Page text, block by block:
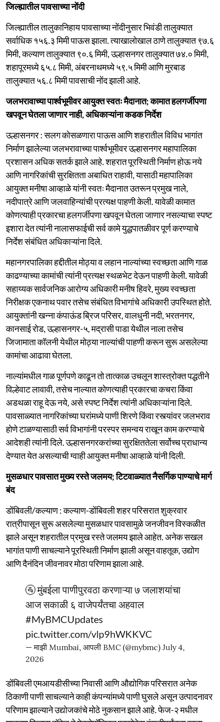
जिल्ह्यातील पावसाच्या नोंदी
जिल्ह्यातील तालुकानिहाय पावसाच्या नोंदीनुसार भिवंडी तालुक्यात
सर्वाधिक १५६.३ मिमी पाऊस झाला. त्याखालोखाल ठाणे तालुक्यात ९७.६
मिमी, कल्याण तालुक्यात ९०.६ मिमी, उल्हासनगर तालुक्यात ७४.० मिमी,
शहापूरमध्ये ६५.८ मिमी, अंबरनाथमध्ये ५९.५ मिमी आणि मुरबाड
तालुक्यात ५६.८ मिमी पावसाची नोंद झाली आहे.
जलभरावाच्या पार्श्वभूमीवर आयुक्त स्वतः मैदानात; कामात हलगर्जीपणा
खपवून घेतला जाणार नाही, अधिकाऱ्यांना कडक निर्देश
उल्हासनगर : सलग कोसळणारा पाऊस आणि शहरातील विविध भागांत
निर्माण झालेल्या जलभरावाच्या पार्श्वभूमीवर उल्हासनगर महापालिका
प्रशासन अधिक सतर्क झाले आहे. शहरात पूरस्थिती निर्माण होऊ नये
आणि नागरिकांची सुरक्षितता अबाधित राहावी, यासाठी महापालिका
आयुक्त मनीषा आव्हाळे यांनी स्वतः मैदानात उतरून प्रमुख नाले,
नदीपात्रे आणि जलवाहिन्यांची प्रत्यक्ष पाहणी केली. यावेळी कामात
कोणत्याही प्रकारचा हलगर्जीपणा खपवून घेतला जाणार नसल्याचा स्पष्ट
इशारा देत त्यांनी नालासफाईची सर्व कामे युद्धपातळीवर पूर्ण करण्याचे
निर्देश संबंधित अधिकाऱ्यांना दिले.
महानगरपालिका हद्दीतील मोठ्या व लहान नाल्यांच्या स्वच्छता आणि गाळ
काढण्याच्या कामांची त्यांनी प्रत्यक्ष स्थळभेट देऊन पाहणी केली. यावेळी
सहाय्यक सार्वजनिक आरोग्य अधिकारी मनीष हिवरे, मुख्य स्वच्छता
निरीक्षक एकनाथ पवार तसेच संबंधित विभागांचे अधिकारी उपस्थित होते.
आयुक्तांनी खन्ना कंपाऊंड ब्रिज परिसर, वालधुनी नदी, भरतनगर,
कानसाई रोड, उल्हासनगर-५, मद्रासी पाडा येथील नाला तसेच
जिजामाता कॉलनी येथील मोठ्या नाल्यांची पाहणी करून सुरू असलेल्या
कामांचा आढावा घेतला.
नाल्यांमधील गाळ पूर्णपणे काढून तो तात्काळ उचलून शास्त्रोक्त पद्धतीने
विल्हेवाट लावावी, तसेच नाल्यात कोणत्याही प्रकारचा कचरा किंवा
अडथळा राहू देऊ नये, असे स्पष्ट निर्देश त्यांनी अधिकाऱ्यांना दिले.
पावसाळ्यात नागरिकांच्या घरांमध्ये पाणी शिरणे किंवा रस्त्यांवर जलभराव
होणे टाळण्यासाठी सर्व विभागांनी परस्पर समन्वय राखून काम करण्याचे
आदेशही त्यांनी दिले. उल्हासनगरकरांच्या सुरक्षिततेला सर्वोच्च प्राधान्य
देण्यात येत असल्याची ग्वाही आयुक्त मनीषा आव्हाळे यांनी दिली.
मुसळधार पावसात मुख्य रस्ते जलमय; टिटवाळ्यात नैसर्गिक पाण्याचे मार्ग
बंद
डोंबिवली/कल्याण : कल्याण-डोंबिवली शहर परिसरात शुक्रवार
रात्रीपासून सुरू असलेल्या मुसळधार पावसामुळे जनजीवन विस्कळीत
झाले असून शहरातील प्रमुख रस्ते जलमय झाले आहेत. अनेक सखल
भागांत पाणी साचल्याने पूरस्थिती निर्माण झाली असून वाहतूक, उद्योग
आणि दैनंदिन जीवनावर मोठा परिणाम झाला आहे.
🚰 मुंबईला पाणीपुरवठा करणाऱ्या ७ जलाशयांचा
आज सकाळी ६ वाजेपर्यंतचा अहवाल
#MyBMCUpdates
pic.twitter.com/vlp9hWKKVC
— माझी Mumbai, आपली BMC (@mybmc) July 4,
2026
डोंबिवली एमआयडीसीच्या निवासी आणि औद्योगिक परिसरात अनेक
ठिकाणी पाणी साचल्याने काही कंपन्यांमध्ये पाणी घुसले असून उत्पादनावर
परिणाम झाल्याने उद्योजकांचे मोठे नुकसान झाले आहे. फेज-२ मधील